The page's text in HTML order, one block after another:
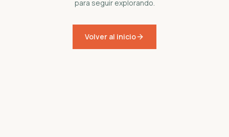
para seguir explorando.
Volver al inicio